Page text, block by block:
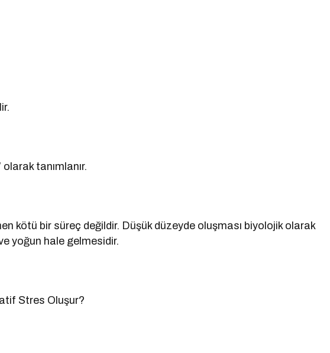
tanımlanır.
kötü bir süreç değildir. Düşük düzeyde oluşması biyolojik olarak
yoğun hale gelmesidir.
Stres Oluşur?